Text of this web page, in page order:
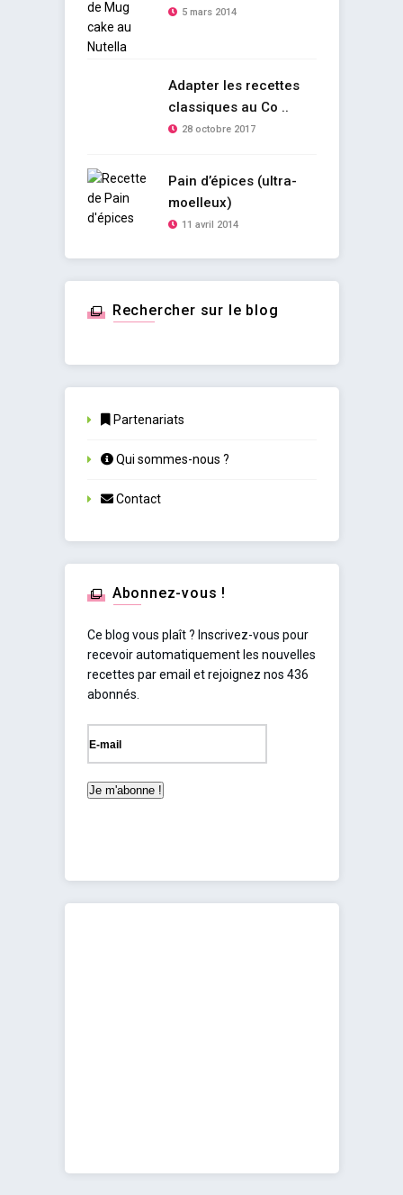
5 mars 2014
Adapter les recettes
classiques au Co ..
28 octobre 2017
Pain d’épices (ultra-
moelleux)
11 avril 2014
Rechercher sur le blog
Partenariats
Qui sommes-nous ?
Contact
Abonnez-vous !
Ce blog vous plaît ? Inscrivez-vous pour
recevoir automatiquement les nouvelles
recettes par email et rejoignez nos 436
abonnés.